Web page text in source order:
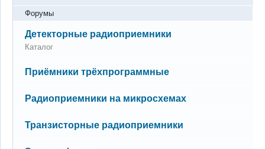
Форумы
Нет новых сообщений
Детекторные радиоприемники
Каталог
Нет новых сообщений
Приёмники трёхпрограммные
Нет новых сообщений
Радиоприемники на микросхемах
Нет новых сообщений
Транзисторные радиоприемники